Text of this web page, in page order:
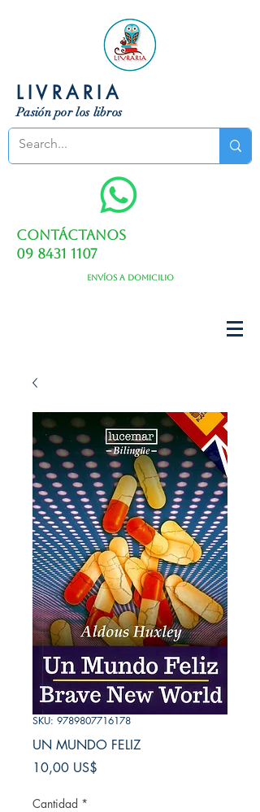
LIVRARIA
Pasión por los libros
Contáctanos
09 8431 1107
Envíos a domicilio
SKU: 9789807716178
UN MUNDO FELIZ
10,00 US$
Cantidad *